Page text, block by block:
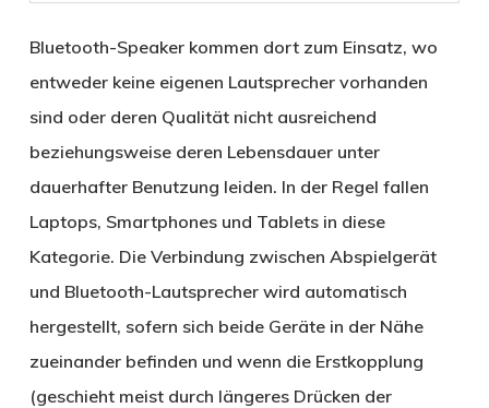
Bluetooth-Speaker kommen dort zum Einsatz, wo
entweder keine eigenen Lautsprecher vorhanden
sind oder deren Qualität nicht ausreichend
beziehungsweise deren Lebensdauer unter
dauerhafter Benutzung leiden. In der Regel fallen
Laptops, Smartphones und Tablets in diese
Kategorie. Die Verbindung zwischen Abspielgerät
und Bluetooth-Lautsprecher wird automatisch
hergestellt, sofern sich beide Geräte in der Nähe
zueinander befinden und wenn die Erstkopplung
(geschieht meist durch längeres Drücken der